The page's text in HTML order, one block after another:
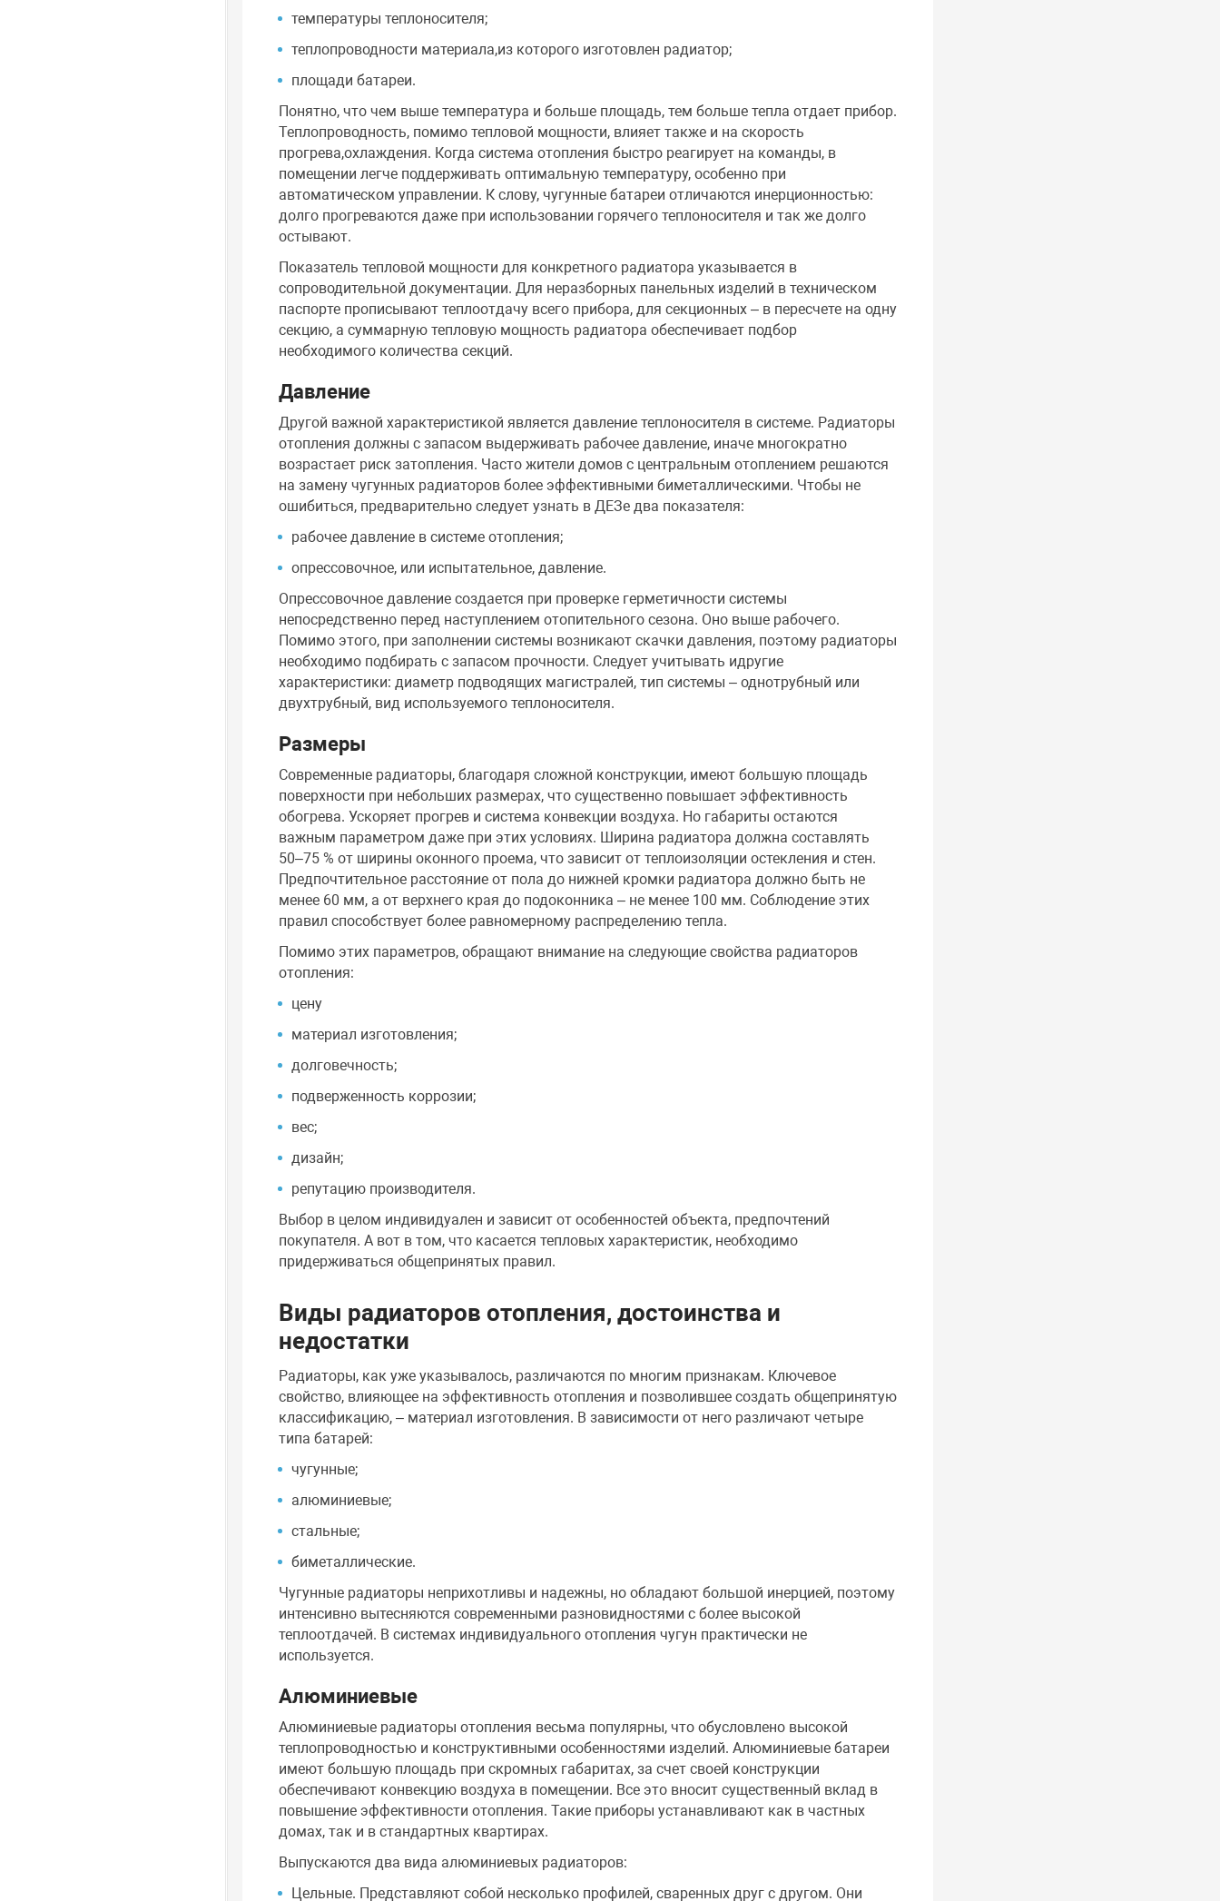
температуры теплоносителя;
теплопроводности материала,из которого изготовлен радиатор;
площади батареи.
Понятно, что чем выше температура и больше площадь, тем больше тепла отдает прибор.
Теплопроводность, помимо тепловой мощности, влияет также и на скорость
прогрева,охлаждения. Когда система отопления быстро реагирует на команды, в
помещении легче поддерживать оптимальную температуру, особенно при
автоматическом управлении. К слову, чугунные батареи отличаются инерционностью:
долго прогреваются даже при использовании горячего теплоносителя и так же долго
остывают.
Показатель тепловой мощности для конкретного радиатора указывается в
сопроводительной документации. Для неразборных панельных изделий в техническом
паспорте прописывают теплоотдачу всего прибора, для секционных – в пересчете на одну
секцию, а суммарную тепловую мощность радиатора обеспечивает подбор
необходимого количества секций.
Давление
Другой важной характеристикой является давление теплоносителя в системе. Радиаторы
отопления должны с запасом выдерживать рабочее давление, иначе многократно
возрастает риск затопления. Часто жители домов с центральным отоплением решаются
на замену чугунных радиаторов более эффективными биметаллическими. Чтобы не
ошибиться, предварительно следует узнать в ДЕЗе два показателя:
рабочее давление в системе отопления;
опрессовочное, или испытательное, давление.
Опрессовочное давление создается при проверке герметичности системы
непосредственно перед наступлением отопительного сезона. Оно выше рабочего.
Помимо этого, при заполнении системы возникают скачки давления, поэтому радиаторы
необходимо подбирать с запасом прочности. Следует учитывать идругие
характеристики: диаметр подводящих магистралей, тип системы – однотрубный или
двухтрубный, вид используемого теплоносителя.
Размеры
Современные радиаторы, благодаря сложной конструкции, имеют большую площадь
поверхности при небольших размерах, что существенно повышает эффективность
обогрева. Ускоряет прогрев и система конвекции воздуха. Но габариты остаются
важным параметром даже при этих условиях. Ширина радиатора должна составлять
50–75 % от ширины оконного проема, что зависит от теплоизоляции остекления и стен.
Предпочтительное расстояние от пола до нижней кромки радиатора должно быть не
менее 60 мм, а от верхнего края до подоконника – не менее 100 мм. Соблюдение этих
правил способствует более равномерному распределению тепла.
Помимо этих параметров, обращают внимание на следующие свойства радиаторов
отопления:
цену
материал изготовления;
долговечность;
подверженность коррозии;
вес;
дизайн;
репутацию производителя.
Выбор в целом индивидуален и зависит от особенностей объекта, предпочтений
покупателя. А вот в том, что касается тепловых характеристик, необходимо
придерживаться общепринятых правил.
Виды радиаторов отопления, достоинства и
недостатки
Радиаторы, как уже указывалось, различаются по многим признакам. Ключевое
свойство, влияющее на эффективность отопления и позволившее создать общепринятую
классификацию, – материал изготовления. В зависимости от него различают четыре
типа батарей:
чугунные;
алюминиевые;
стальные;
биметаллические.
Чугунные радиаторы неприхотливы и надежны, но обладают большой инерцией, поэтому
интенсивно вытесняются современными разновидностями с более высокой
теплоотдачей. В системах индивидуального отопления чугун практически не
используется.
Алюминиевые
Алюминиевые радиаторы отопления весьма популярны, что обусловлено высокой
теплопроводностью и конструктивными особенностями изделий. Алюминиевые батареи
имеют большую площадь при скромных габаритах, за счет своей конструкции
обеспечивают конвекцию воздуха в помещении. Все это вносит существенный вклад в
повышение эффективности отопления. Такие приборы устанавливают как в частных
домах, так и в стандартных квартирах.
Выпускаются два вида алюминиевых радиаторов:
Цельные. Представляют собой несколько профилей, сваренных друг с другом. Они